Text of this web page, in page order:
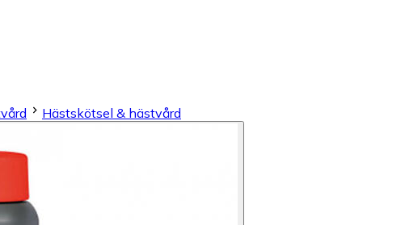
Hästskötsel & hästvård